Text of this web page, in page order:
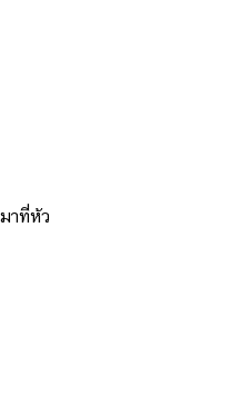
าที่หัว